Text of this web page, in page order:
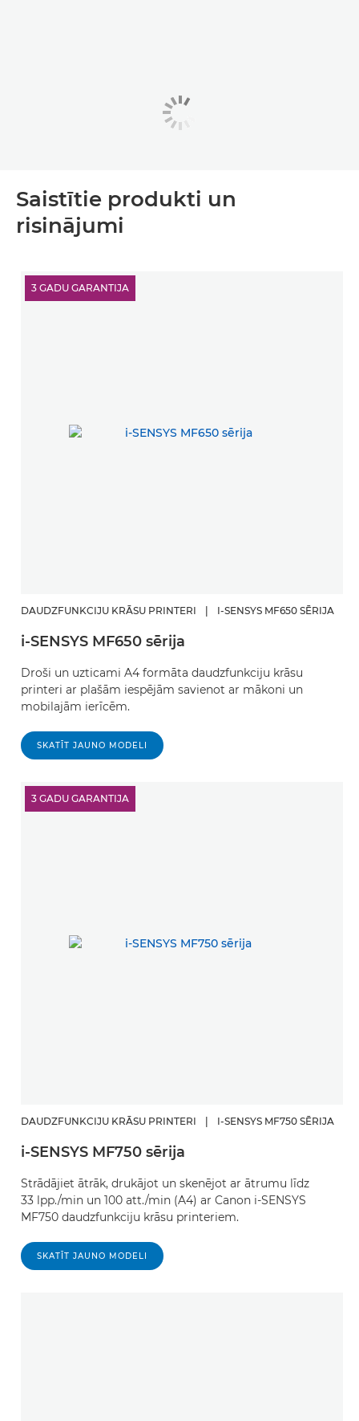
Saistītie produkti un
risinājumi
3 GADU GARANTIJA
DAUDZFUNKCIJU KRĀSU PRINTERI I-SENSYS MF650 SĒRIJA
i-SENSYS MF650 sērija
Droši un uzticami A4 formāta daudzfunkciju krāsu
printeri ar plašām iespējām savienot ar mākoni un
mobilajām ierīcēm.
SKATĪT JAUNO MODELI
3 GADU GARANTIJA
DAUDZFUNKCIJU KRĀSU PRINTERI I-SENSYS MF750 SĒRIJA
i-SENSYS MF750 sērija
Strādājiet ātrāk, drukājot un skenējot ar ātrumu līdz
33 lpp./min un 100 att./min (A4) ar Canon i-SENSYS
MF750 daudzfunkciju krāsu printeriem.
SKATĪT JAUNO MODELI